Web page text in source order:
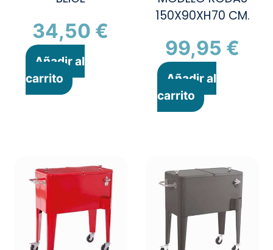
34,50 €
Añadir al
carrito
150X90XH70 CM.
99,95 €
Añadir al
carrito